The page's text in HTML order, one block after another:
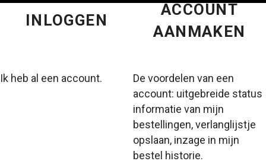
INLOGGEN
ACCOUNT
AANMAKEN
Ik heb al een account.
De voordelen van een
account: uitgebreide status
informatie van mijn
bestellingen, verlanglijstje
opslaan, inzage in mijn
bestel historie.